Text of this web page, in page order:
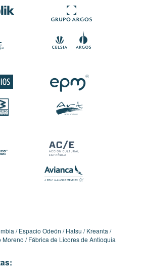
Espacio Odeón Hatsu
Kreanta
Moreno
Fábrica de Licores de Antioquia